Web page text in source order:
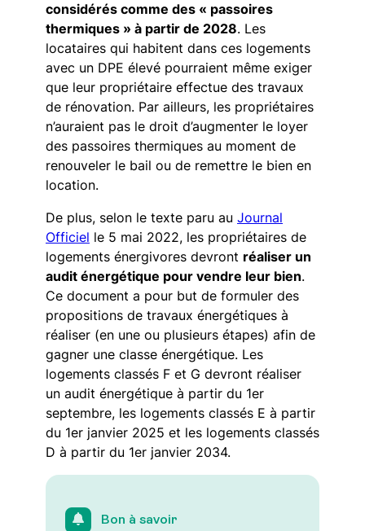
considérés comme des « passoires
thermiques » à partir de 2028. Les
locataires qui habitent dans ces logements
avec un DPE élevé pourraient même exiger
que leur propriétaire effectue des travaux
de rénovation. Par ailleurs, les propriétaires
n’auraient pas le droit d’augmenter le loyer
des passoires thermiques au moment de
renouveler le bail ou de remettre le bien en
location.
De plus, selon le texte paru au Journal
Officiel le 5 mai 2022, les propriétaires de
logements énergivores devront réaliser un
audit énergétique pour vendre leur bien.
Ce document a pour but de formuler des
propositions de travaux énergétiques à
réaliser (en une ou plusieurs étapes) afin de
gagner une classe énergétique. Les
logements classés F et G devront réaliser
un audit énergétique à partir du 1er
septembre, les logements classés E à partir
du 1er janvier 2025 et les logements classés
D à partir du 1er janvier 2034.
Bon à savoir